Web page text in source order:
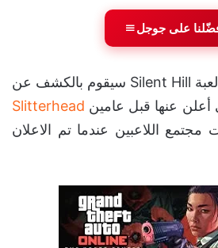
على جوجل
تحدثنا سابقًا أن مبتكر لعبة Silent Hill سيقوم بالكشف عن
أعلن عنها قبل عامين Slitterhead
اللاعبين عندما تم الاعلان